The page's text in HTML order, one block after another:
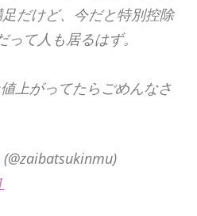
だけど、今だと特別控除
て人も居るはず。
上がってたらごめんなさ
(@zaibatsukinmu)